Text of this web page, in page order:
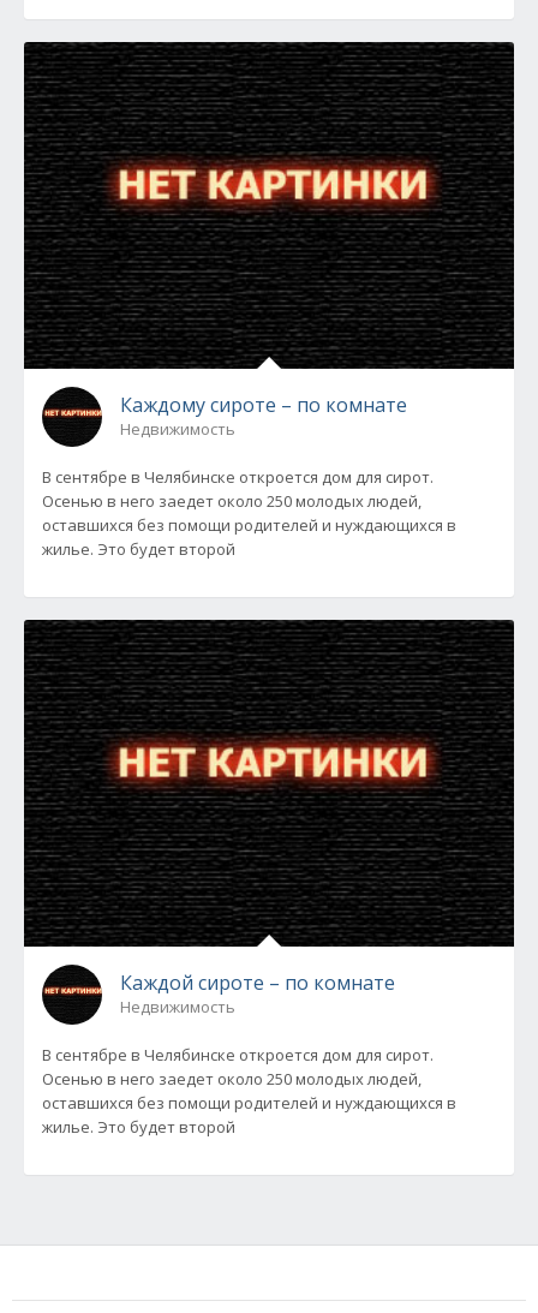
Каждому сироте – по комнате
Недвижимость
В сентябре в Челябинске откроется дом для сирот.
Осенью в него заедет около 250 молодых людей,
оставшихся без помощи родителей и нуждающихся в
жилье. Это будет второй
Каждой сироте – по комнате
Недвижимость
В сентябре в Челябинске откроется дом для сирот.
Осенью в него заедет около 250 молодых людей,
оставшихся без помощи родителей и нуждающихся в
жилье. Это будет второй